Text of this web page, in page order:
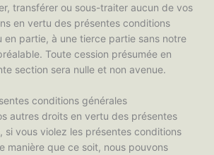
transférer ou sous-traiter aucun de vos
en vertu des présentes conditions
en partie, à une tierce partie sans notre
Toute cession présumée en
section sera nulle et non avenue.
conditions générales
autres droits en vertu des présentes
si vous violez les présentes conditions
manière que ce soit, nous pouvons